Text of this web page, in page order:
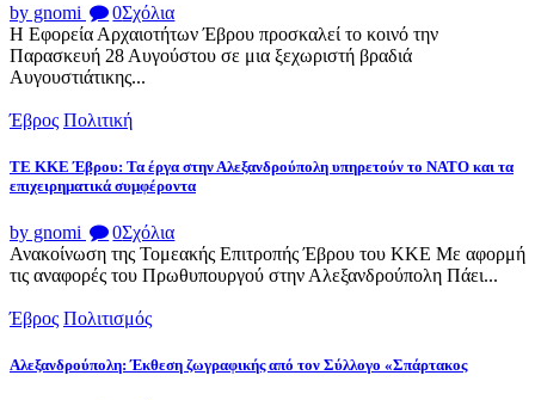
by gnomi 0Σχόλια
Η Εφορεία Αρχαιοτήτων Έβρου προσκαλεί το κοινό την
Παρασκευή 28 Αυγούστου σε μια ξεχωριστή βραδιά
Αυγουστιάτικης...
Έβρος Πολιτική
ΤΕ ΚΚΕ Έβρου: Τα έργα στην Αλεξανδρούπολη υπηρετούν το ΝΑΤΟ και τα
επιχειρηματικά συμφέροντα
by gnomi 0Σχόλια
Ανακοίνωση της Τομεακής Επιτροπής Έβρου του ΚΚΕ Με αφορμή
τις αναφορές του Πρωθυπουργού στην Αλεξανδρούπολη Πάει...
Έβρος Πολιτισμός
Αλεξανδρούπολη: Έκθεση ζωγραφικής από τον Σύλλογο «Σπάρτακος